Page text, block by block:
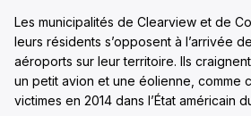
Les municipalités de Clearview et de
leurs résidents s’opposent à l’arrivée
aéroports sur leur territoire. Ils
un petit avion et une éolienne, comme
victimes en 2014 dans l’État américain